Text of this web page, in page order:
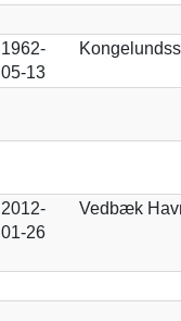
1962-
05-13
2012-
01-26
Vedbæk